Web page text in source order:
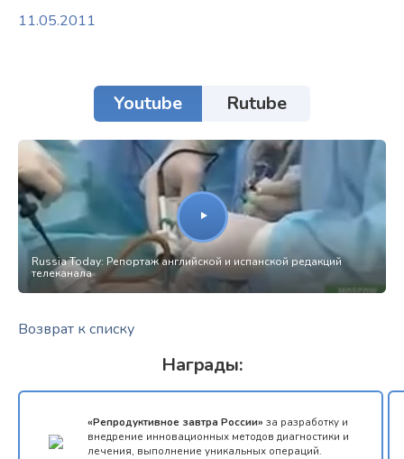
Награды:
«Репродуктивное завтра России» за разработку и
внедрение инновационных методов диагностики и
лечения, выполнение уникальных операций.
11.05.2011
Youtube Rutube
Russia Today: Репортаж английской и испанской редакций
телеканала
Возврат к списку